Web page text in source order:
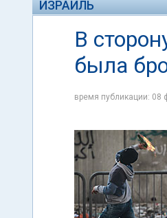
ИЗРАИЛЬ
В
была
время публикации: 08